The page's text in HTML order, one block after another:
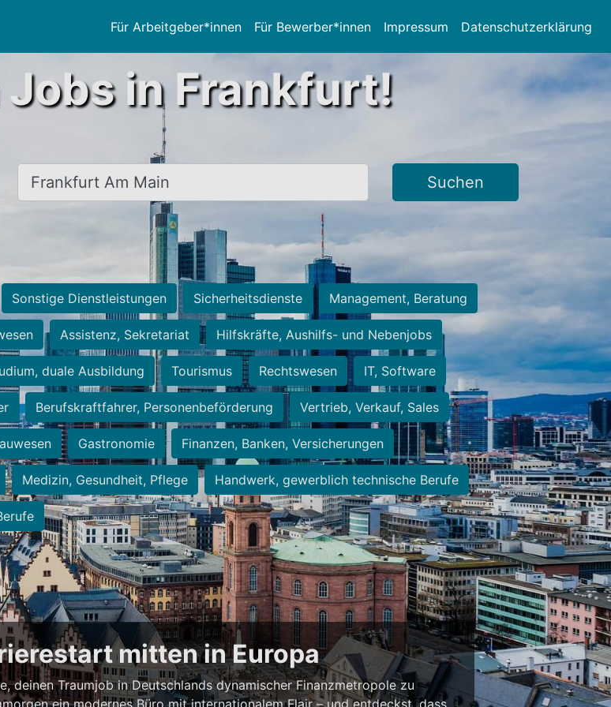
Für Arbeitgeber*innen Für Bewerber*innen Impressum Datenschutzerklärung
Jobs in Frankfurt!
Ort, Stadt Suchen
Sonstige Dienstleistungen Sicherheitsdienste Management, Beratung
Assistenz, Sekretariat Hilfskräfte, Aushilfs- und Nebenjobs
duale Ausbildung Tourismus Rechtswesen IT, Software
Berufskraftfahrer, Personenbeförderung Vertrieb, Verkauf, Sales
Gastronomie Finanzen, Banken, Versicherungen
Medizin, Gesundheit, Pflege Handwerk, gewerblich technische Berufe
mitten in Europa
deinen Traumjob in Deutschlands dynamischer Finanzmetropole zu